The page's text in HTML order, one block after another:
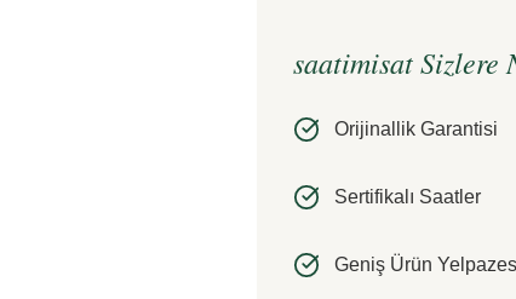
saatimisat Sizlere
Orijinallik Garantisi
Sertifikalı Saatler
Geniş Ürün